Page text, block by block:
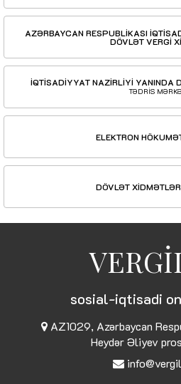
AZƏRBAYCAN RESPUBLİKASI
DÖVLƏT VERGİ
İQTİSADİYYAT NAZİRLİYİ YANINDA
TƏDRİS
ELEKTRON
DÖVLƏT
sosial-iqtisadi
AZ1029, Azərbaycan
Heydər Əliyev